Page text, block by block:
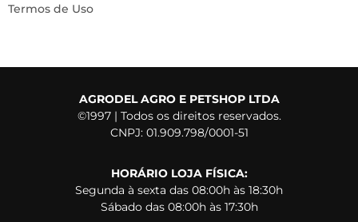
Termos de Uso
AGRODEL AGRO E PETSHOP LTDA
©1997 | Todos os direitos reservados.
CNPJ: 01.909.798/0001-51
HORÁRIO LOJA FÍSICA:
Segunda à sexta das 08:00h às 18:30h
Sábado das 08:00h às 17:30h